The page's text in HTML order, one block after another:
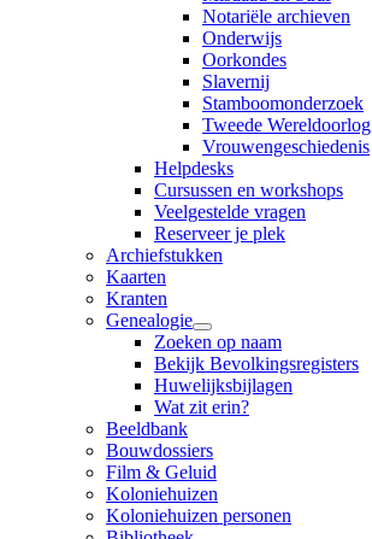
Notariële archieven
Onderwijs
Oorkondes
Slavernij
Stamboomonderzoek
Tweede Wereldoorlog
Vrouwengeschiedenis
Helpdesks
Cursussen en workshops
Veelgestelde vragen
Reserveer je plek
Archiefstukken
Kaarten
Kranten
Genealogie
Zoeken op naam
Bekijk Bevolkingsregisters
Huwelijksbijlagen
Wat zit erin?
Beeldbank
Bouwdossiers
Film & Geluid
Koloniehuizen
Koloniehuizen personen